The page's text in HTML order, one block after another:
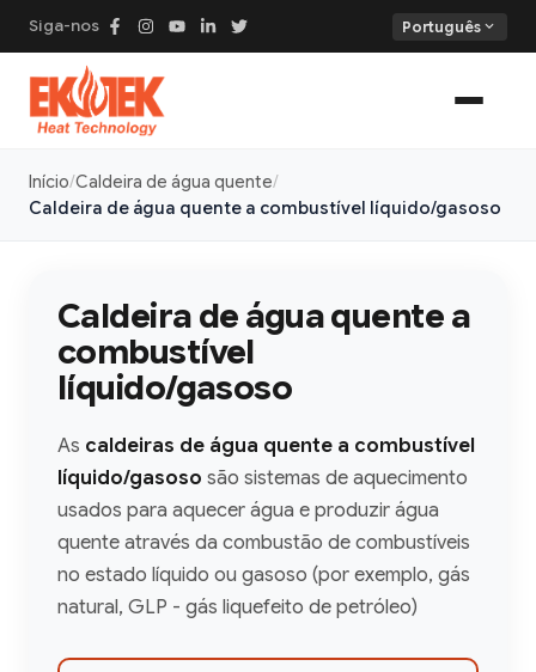
Siga-nos Português expand_more
Início Caldeira de água quente
Caldeira de água quente a combustível líquido/gasoso
Caldeira de água quente a
combustível
líquido/gasoso
As caldeiras de água quente a combustível
líquido/gasoso são sistemas de aquecimento
usados para aquecer água e produzir água
quente através da combustão de combustíveis
no estado líquido ou gasoso (por exemplo, gás
natural, GLP - gás liquefeito de petróleo)